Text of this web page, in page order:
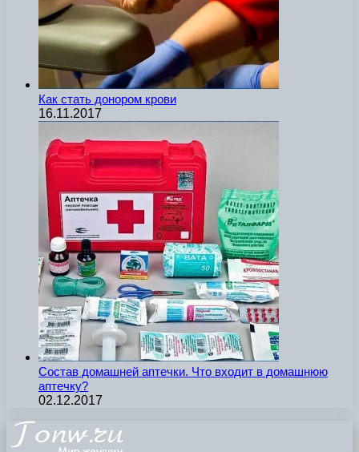
Как стать донором крови
16.11.2017
Состав домашней аптечки. Что входит в домашнюю
аптечку?
02.12.2017